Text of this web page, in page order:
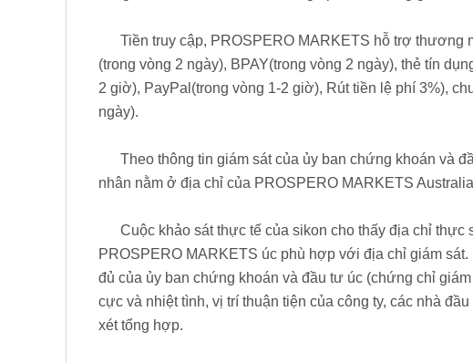
Tiền truy cập, PROSPERO MARKETS hỗ trợ thương
(trong vòng 2 ngày), BPAY(trong vòng 2 ngày), thẻ tín
2 giờ), PayPal(trong vòng 1-2 giờ), Rút tiền lệ phí 3%),
ngày).
Theo thông tin giám sát của ủy ban chứng khoán và
nhân nằm ở địa chỉ của PROSPERO MARKETS
Cuộc khảo sát thực tế của sikon cho thấy địa chỉ
PROSPERO MARKETS úc phù hợp với địa chỉ giám
đủ của ủy ban chứng khoán và đầu tư úc (chứng chỉ
cực và nhiệt tình, vị trí thuận tiện của công ty, các nhà
xét tổng hợp.